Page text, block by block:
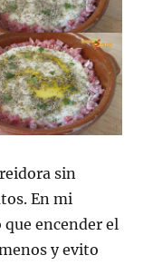
sin
En mi
encender el
y evito